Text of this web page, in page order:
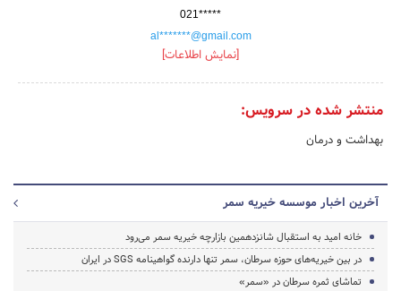
021*****
al*******@gmail.com
[نمایش اطلاعات]
منتشر شده در سرویس:
بهداشت و درمان
آخرین اخبار موسسه خیریه سمر
خانه امید به استقبال شانزدهمین بازارچه خیریه سمر می‌رود
در بین خیریه‌های حوزه سرطان، سمر تنها دارنده گواهینامه SGS در ایران
تماشای ثمره سرطان در «سمر»